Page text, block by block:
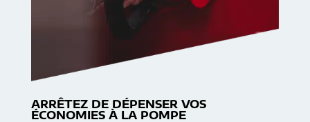
ARRÊTEZ DE DÉPENSER VOS
ÉCONOMIES À LA POMPE